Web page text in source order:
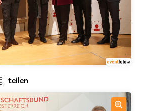
teilen